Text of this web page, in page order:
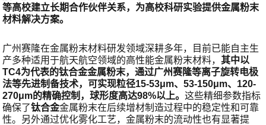
等高校建立长期合作伙伴关系，为高校科研实验提供金属粉末
材料解决方案。
广州赛隆在金属粉末材料研发领域深耕多年，目前已能自主生
产多种适用于航天航空领域的高性能金属粉末材料，其中以
TC4为代表的钛合金金属粉末，通过广州赛隆等离子旋转电极
法等先进制备技术，可实现粒径15-53μm、53-150μm、120-
270μm的精确控制，球形度高达98%以上。这些精细参数指标
确保了钛合金金属粉末在后续增材制造过程中的稳定性和可靠
性。另外通过优化雾化工艺，金属粉末的流动性也有显著提